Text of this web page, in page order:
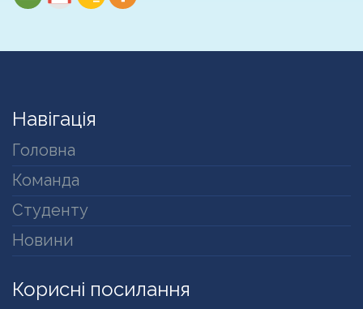
Навігація
Головна
Команда
Студенту
Новини
Корисні посилання